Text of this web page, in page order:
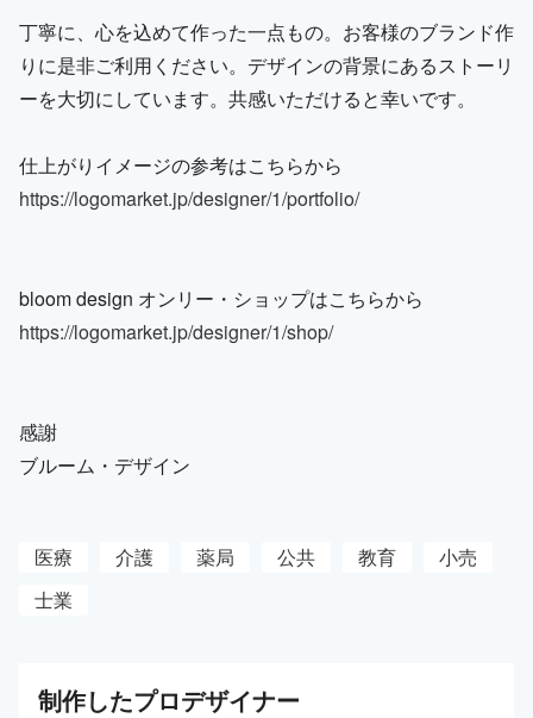
丁寧に、心を込めて作った一点もの。お客様のブランド作
りに是非ご利用ください。デザインの背景にあるストーリ
ーを大切にしています。共感いただけると幸いです。
仕上がりイメージの参考はこちらから
https://logomarket.jp/designer/1/portfolio/
bloom design オンリー・ショップはこちらから
https://logomarket.jp/designer/1/shop/
感謝
ブルーム・デザイン
医療 介護 薬局 公共 教育
小売
士業
制作したプロデザイナー